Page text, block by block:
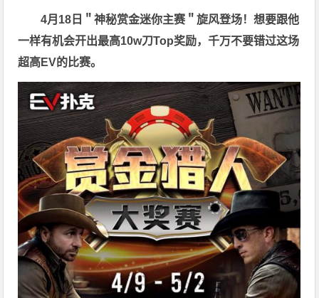
4月18日＂神秘赏金迷你主赛＂旋风登场！想要跟他
一样有机会开出最高10w刀Top奖励，千万不要错过这场
超高EV的比赛。